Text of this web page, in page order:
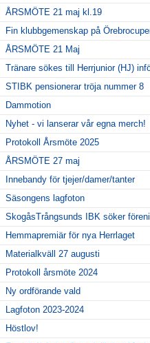
ÅRSMÖTE 21 maj kl.19
Fin klubbgemenskap på
ÅRSMÖTE 21 Maj
Tränare sökes till Herrjunior (HJ)
STIBK pensionerar tröja nummer 8
Dammotion
Nyhet - vi lanserar vår egna merch!
Protokoll Årsmöte 2025
ÅRSMÖTE 27 maj
Innebandy för tjejer/damer/tanter
Säsongens lagfoton
SkogåsTrångsunds IBK söker
Hemmapremiär för nya Herrlaget
Materialkväll 27 augusti
Protokoll årsmöte 2024
Ny ordförande vald
Lagfoton 2023-2024
Höstlov!